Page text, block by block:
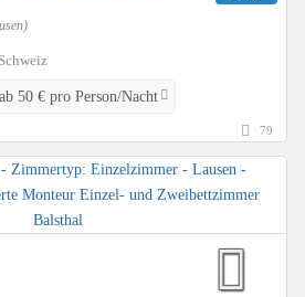
ab 50 € pro Person/Nacht
79